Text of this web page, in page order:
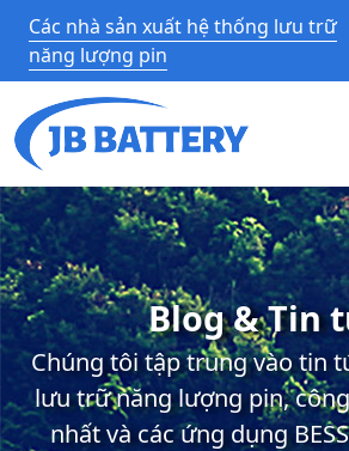
Các nhà sản xuất hệ thống lưu trữ
năng lượng pin
Blog & Tin
Chúng tôi tập trung vào tin
lưu trữ năng lượng pin,
nhất và các ứng dụng